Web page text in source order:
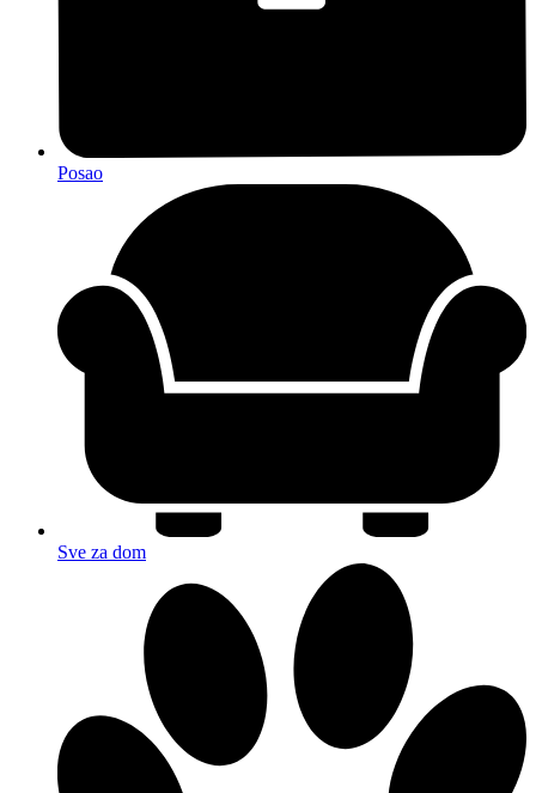
Posao
Sve za dom